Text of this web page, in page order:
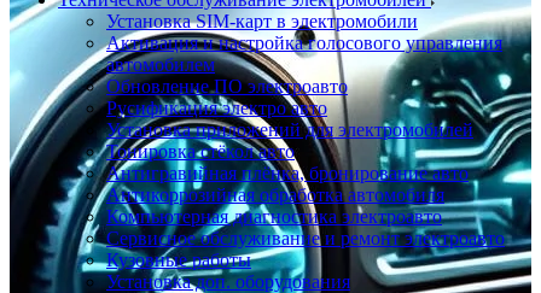
Установка SIM-карт в электромобили
Активация и настройка голосового управления
автомобилем
Обновление ПО электроавто
Русификация электро авто
Установка приложений для электромобилей
Тонировка стёкол авто
Антигравийная плёнка, бронирование авто
Антикоррозийная обработка автомобиля
Компьютерная диагностика электроавто
Сервисное обслуживание и ремонт электроавто
Кузовные работы
Установка доп. оборудования